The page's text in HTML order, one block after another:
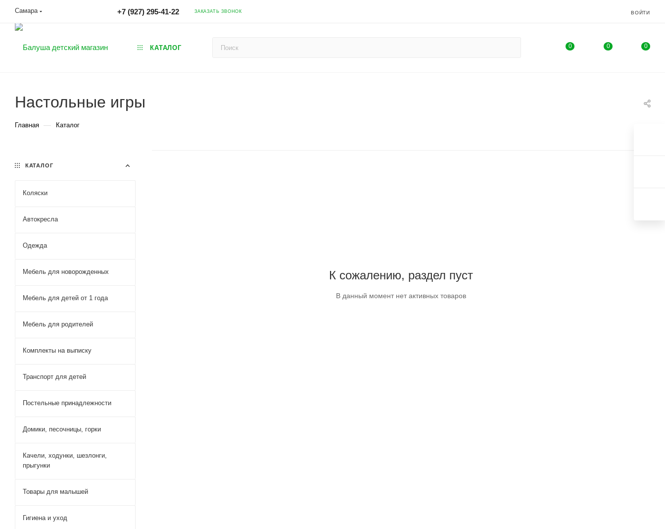
Самара +7 (927) 295-41-22 ЗАКАЗАТЬ ЗВОНОК ВОЙТИ
КАТАЛОГ 0 0 0
Настольные игры
Главная — Каталог
К сожалению, раздел пуст
В данный момент нет активных товаров
КАТАЛОГ
Коляски
Автокресла
Одежда
Мебель для новорожденных
Мебель для детей от 1 года
Мебель для родителей
Комплекты на выписку
Транспорт для детей
Постельные принадлежности
Домики, песочницы, горки
Качели, ходунки, шезлонги,
прыгунки
Товары для малышей
Гигиена и уход